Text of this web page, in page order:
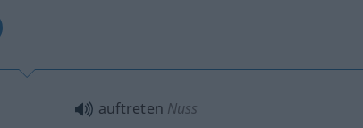
auftreten Nuss